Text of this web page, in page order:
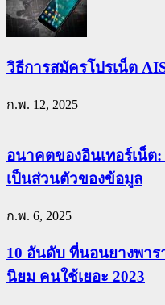
วิธีการสมัครโปรเน็ต
ก.พ. 12, 2025
อนาคตของอินเทอร์เน็ต
เป็นส่วนตัวของข้อมูล
ก.พ. 6, 2025
10 อันดับ ที่นอนยางพา
นิยม คนใช้เยอะ 2023